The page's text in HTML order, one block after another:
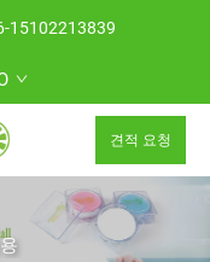
15102213839
견적 요청